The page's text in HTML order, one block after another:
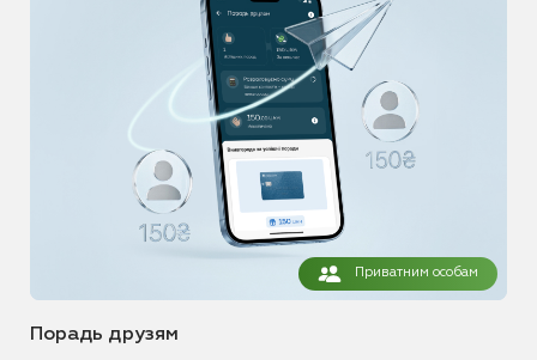
Приватним особам
Порадь друзям